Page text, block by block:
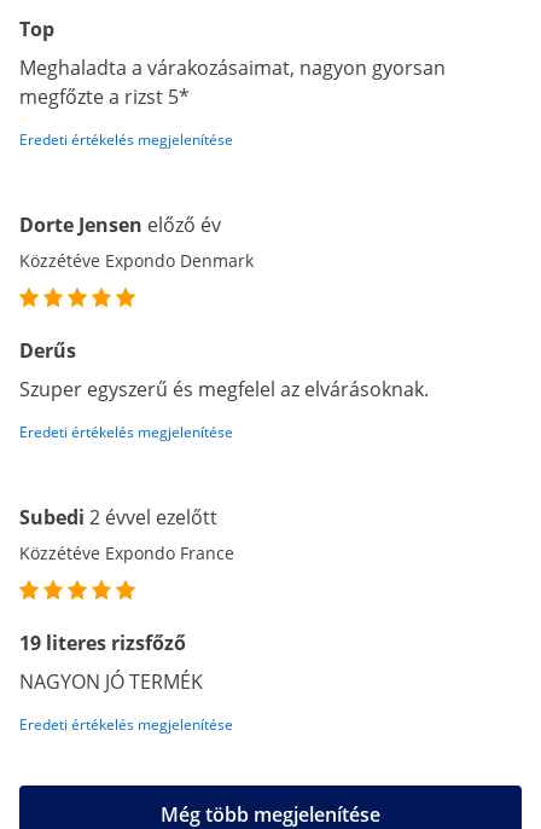
Top
Meghaladta a várakozásaimat, nagyon gyorsan
megfőzte a rizst 5*
Eredeti értékelés megjelenítése
Dorte Jensen előző év
Közzétéve Expondo Denmark
Derűs
Szuper egyszerű és megfelel az elvárásoknak.
Eredeti értékelés megjelenítése
Subedi 2 évvel ezelőtt
Közzétéve Expondo France
19 literes rizsfőző
NAGYON JÓ TERMÉK
Eredeti értékelés megjelenítése
Még több megjelenítése